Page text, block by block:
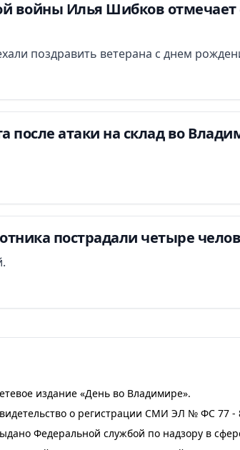
войны Илья Шибков отмечает
поздравить ветерана с днем
после атаки на склад во
пострадали четыре
издание «День во Владимире».
о регистрации СМИ ЭЛ № ФС 77 -
Федеральной службой по надзору в